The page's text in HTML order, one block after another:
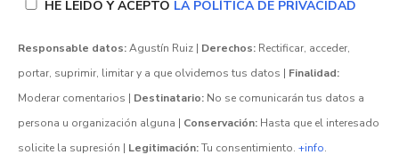
HE LEIDO Y ACEPTO LA POLÍTICA DE PRIVACIDAD
Responsable datos:Agustín Ruiz | Derechos: Rectificar, acceder,
portar, suprimir, limitar y a que olvidemos tus datos | Finalidad:
Moderar comentarios | Destinatario: No se comunicarán tus datos a
persona u organización alguna | Conservación: Hasta que el interesado
solicite la supresión | Legitimación:Tu consentimiento. +info.